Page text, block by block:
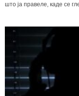
што ја правеле, каде се